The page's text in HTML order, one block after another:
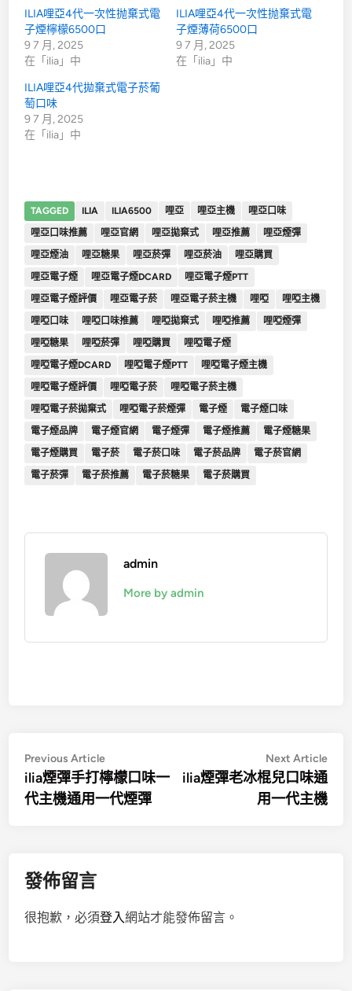
ILIA哩亞4代一次性抛棄式電
子煙檸檬6500口
9 7 月, 2025
在「ilia」中
ILIA哩亞4代一次性抛棄式電
子煙薄荷6500口
9 7 月, 2025
在「ilia」中
ILIA哩亞4代拋棄式電子菸葡
萄口味
9 7 月, 2025
在「ilia」中
TAGGED ILIA ILIA6500 哩亞 哩亞主機
哩亞口味
哩亞口味推薦
哩亞官網 哩亞拋棄式 哩亞推薦
哩亞煙彈
哩亞煙油
哩亞糖果 哩亞菸彈 哩亞菸油
哩亞購買
哩亞電子煙
哩亞電子煙DCARD
哩亞電子煙PTT
哩亞電子煙評價
哩亞電子菸 哩亞電子菸主機 哩啞
哩啞主機
哩啞口味
哩啞口味推薦 哩啞拋棄式 哩啞推薦
哩啞煙彈
哩啞糖果
哩啞菸彈 哩啞購買
哩啞電子煙
哩啞電子煙DCARD
哩啞電子煙PTT
哩啞電子煙主機
哩啞電子煙評價
哩啞電子菸
哩啞電子菸主機
哩啞電子菸拋棄式
哩啞電子菸煙彈 電子煙
電子煙口味
電子煙品牌
電子煙官網 電子煙彈 電子煙推薦
電子煙糖果
電子煙購買
電子菸 電子菸口味 電子菸品牌
電子菸官網
電子菸彈
電子菸推薦 電子菸糖果 電子菸購買
admin
More by admin
文
章
導
Previous ArticlePrevious
article:
ilia煙彈手打檸檬口味一
代主機通用一代煙彈
Next Article
ilia煙彈老冰棍兒口味通
用一代主機
發佈留言
很抱歉，必須登入網站才能發佈留言。